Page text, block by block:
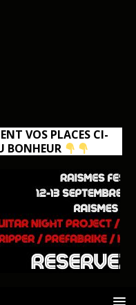
VOS PLACES CI-
BONHEUR